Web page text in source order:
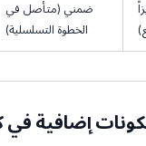
ضمني (متأصل في
الخطوة التسلسلية)
مكونات إضافية في